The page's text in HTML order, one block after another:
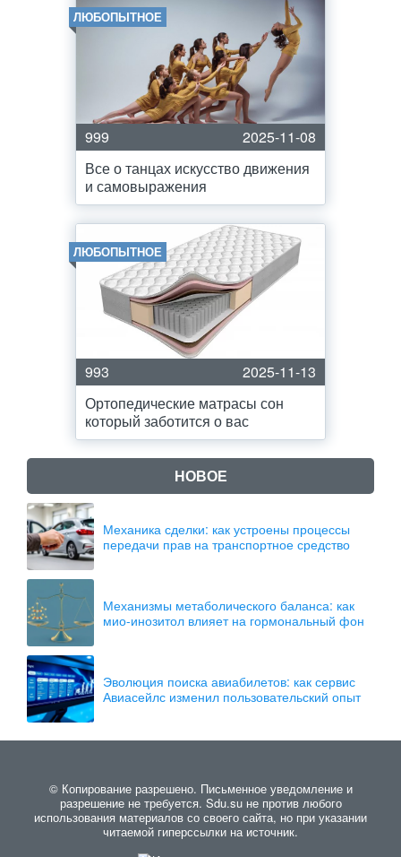
ЛЮБОПЫТНОЕ
999
2025-11-08
Все о танцах искусство движения
и самовыражения
ЛЮБОПЫТНОЕ
993
2025-11-13
Ортопедические матрасы сон
который заботится о вас
НОВОЕ
Механика сделки: как устроены процессы
передачи прав на транспортное средство
Механизмы метаболического баланса: как
мио-инозитол влияет на гормональный фон
Эволюция поиска авиабилетов: как сервис
Авиасейлс изменил пользовательский опыт
© Копирование разрешено. Письменное уведомление и
разрешение не требуется. Sdu.su не против любого
использования материалов со своего сайта, но при указании
читаемой гиперссылки на источник.